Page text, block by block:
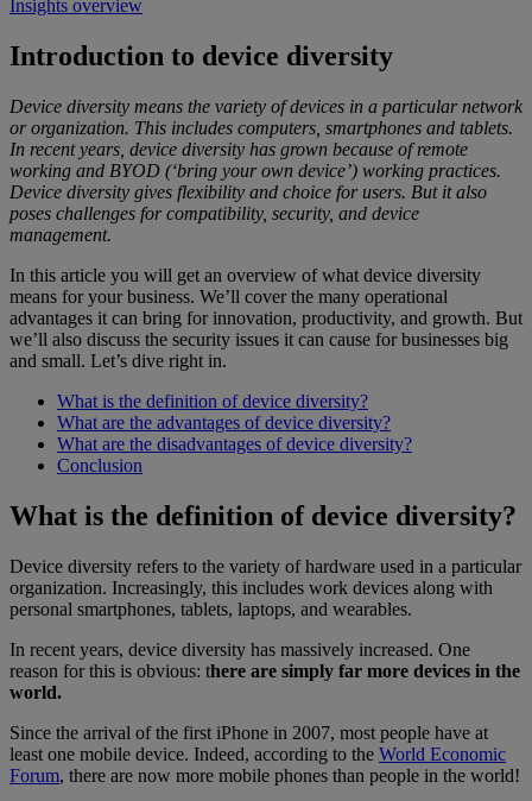
Insights overview
Introduction to device diversity
Device diversity means the variety of devices in a particular network
or organization. This includes computers, smartphones and tablets.
In recent years, device diversity has grown because of remote
working and BYOD (‘bring your own device’) working practices.
Device diversity gives flexibility and choice for users. But it also
poses challenges for compatibility, security, and device
management.
In this article you will get an overview of what device diversity
means for your business. We’ll cover the many operational
advantages it can bring for innovation, productivity, and growth. But
we’ll also discuss the security issues it can cause for businesses big
and small. Let’s dive right in.
What is the definition of device diversity?
What are the advantages of device diversity?
What are the disadvantages of device diversity?
Conclusion
What is the definition of device diversity?
Device diversity refers to the variety of hardware used in a particular
organization. Increasingly, this includes work devices along with
personal smartphones, tablets, laptops, and wearables.
In recent years, device diversity has massively increased. One
reason for this is obvious: there are simply far more devices in the
world.
Since the arrival of the first iPhone in 2007, most people have at
least one mobile device. Indeed, according to the World Economic
Forum, there are now more mobile phones than people in the world!